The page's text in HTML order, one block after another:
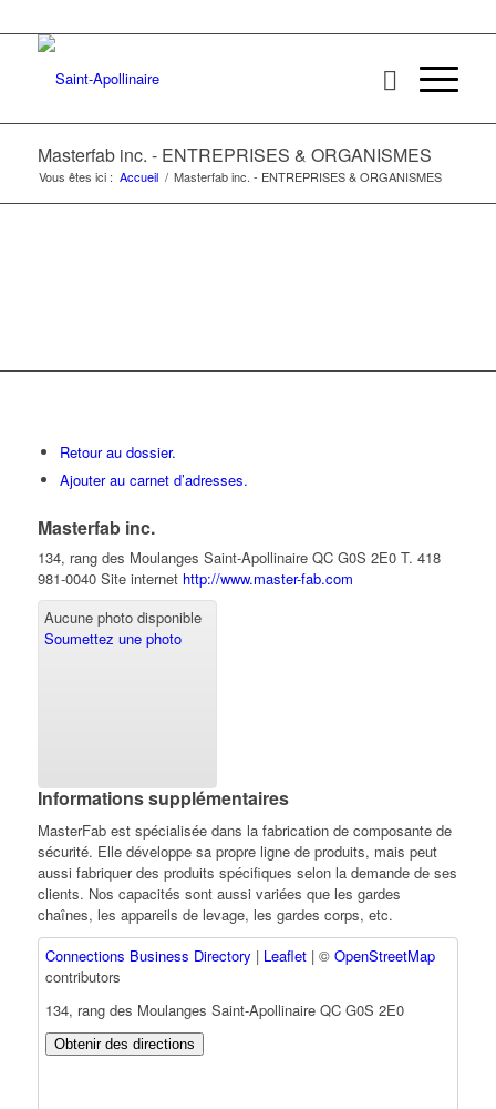
Masterfab inc. - ENTREPRISES & ORGANISMES
Vous êtes ici : Accueil / Masterfab inc. - ENTREPRISES & ORGANISMES
Retour au dossier.
Ajouter au carnet d’adresses.
Masterfab inc.
134, rang des Moulanges Saint-Apollinaire QC G0S 2E0 T. 418
981-0040 Site internet http://www.master-fab.com
Aucune photo disponible
Soumettez une photo
Informations supplémentaires
MasterFab est spécialisée dans la fabrication de composante de
sécurité. Elle développe sa propre ligne de produits, mais peut
aussi fabriquer des produits spécifiques selon la demande de ses
clients. Nos capacités sont aussi variées que les gardes
chaînes, les appareils de levage, les gardes corps, etc.
Connections Business Directory | Leaflet| © OpenStreetMap
contributors
134, rang des Moulanges Saint-Apollinaire QC G0S 2E0
Obtenir des directions